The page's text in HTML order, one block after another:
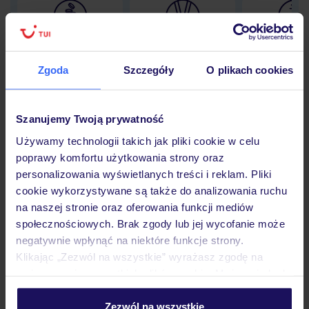
Zgoda Szczegóły O plikach cookies
Szanujemy Twoją prywatność
Używamy technologii takich jak pliki cookie w celu
poprawy komfortu użytkowania strony oraz
personalizowania wyświetlanych treści i reklam. Pliki
cookie wykorzystywane są także do analizowania ruchu
na naszej stronie oraz oferowania funkcji mediów
społecznościowych. Brak zgody lub jej wycofanie może
negatywnie wpłynąć na niektóre funkcje strony.
Klikając „Zezwól na wszystkie” wyrażasz zgodę na
personalizować swój wybór wchodząc w zakładkę
Zezwól na wszystkie
Lider niskich cen
podróży w Polsce
30 lat w
Hotel
Pokoje
Wyżywienie
Atrakcje